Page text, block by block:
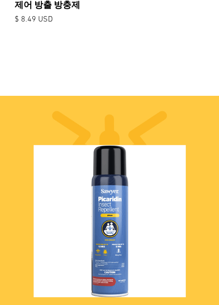
제어 방출 방충제
$ 8.49 USD